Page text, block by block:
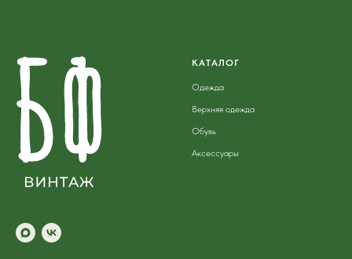
КАТАЛОГ
Одежда
Верхняя одежда
Обувь
Аксессуары